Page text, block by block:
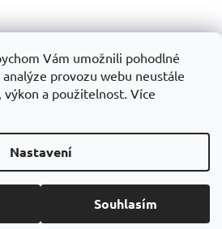
Vám umožnili pohodlné
provozu webu neustále
a použitelnost. Více
Nastavení
Souhlasím
odběr elektrozařízení/baterií
. Všechna práva vyhrazena.Upravit